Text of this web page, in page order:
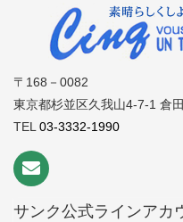
〒168－0082
東京都杉並区久我山4-7-1 倉
TEL03-3332-1990
サンク公式ラインアカ